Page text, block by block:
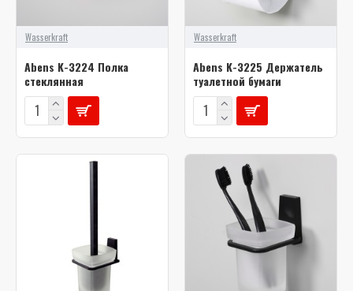
Wasserkraft
Abens K-3224 Полка
стеклянная
Wasserkraft
Abens K-3225 Держатель
туалетной бумаги